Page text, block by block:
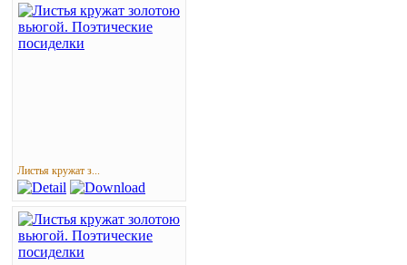
Листья кружат з...